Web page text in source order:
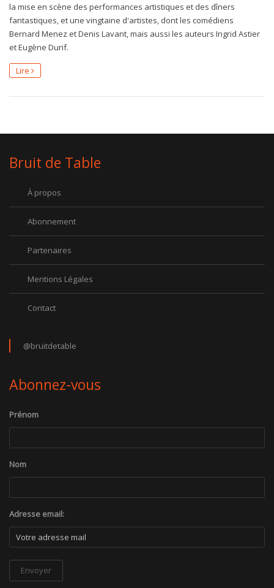
la mise en scène des performances artistiques et des dîners
fantastiques, et une vingtaine d'artistes, dont les comédiens
Bernard Menez et Denis Lavant, mais aussi les auteurs Ingrid Astier
et Eugène Durif.
Lire
Bruit de Table
À propos
Abonnement
Partenaires
Mentions Légales
Contact
@bruitdetable
Abonnez-vous
Prénom
Nom
Adresse email: